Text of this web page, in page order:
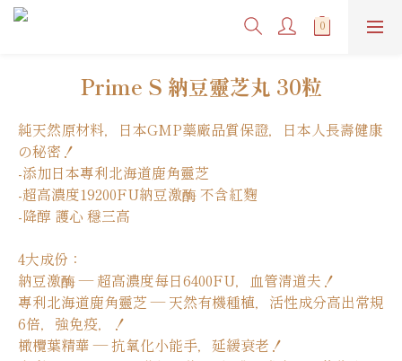
Prime S 納豆靈芝丸 30粒
純天然原材料，日本GMP藥廠品質保證，日本人長壽健康
の秘密！
-添加日本專利北海道鹿角靈芝
-超高濃度19200FU納豆激酶 不含紅麴
-降醇 護心 穩三高
4大成份：
納豆激酶 — 超高濃度每日6400FU，血管清道夫！
專利北海道鹿角靈芝 — 天然有機種植，活性成分高出常規
6倍，強免疫，！
橄欖葉精華 — 抗氧化小能手，延緩衰老！